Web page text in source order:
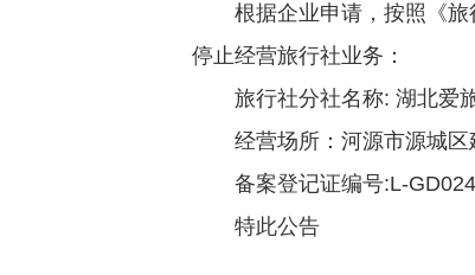
根据企业申请，按照《旅
停止经营旅行社业务：
旅行社分社名称: 湖北爱旅
经营场所：河源市源城区
备案登记证编号:L-
特此公告